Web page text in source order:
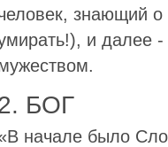
знающий
и далее -
БОГ
начале было